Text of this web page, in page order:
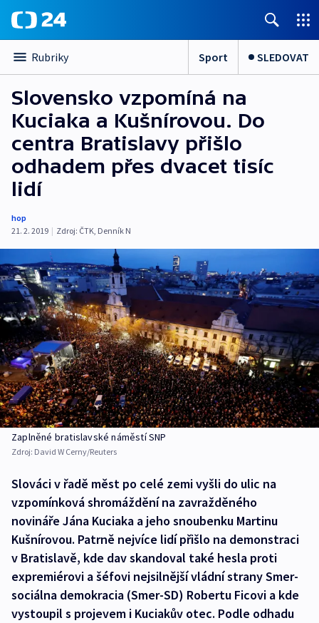
Rubriky Sport SLEDOVAT
Slovensko vzpomíná na
Kuciaka a Kušnírovou. Do
centra Bratislavy přišlo
odhadem přes dvacet tisíc
lidí
hop
21. 2. 2019 | Zdroj: ČTK, Denník N
Zaplněné bratislavské náměstí SNP
Zdroj: David W Cerny/Reuters
Slováci v řadě měst po celé zemi vyšli do ulic na
vzpomínková shromáždění na zavražděného
novináře Jána Kuciaka a jeho snoubenku Martinu
Kušnírovou. Patrně nejvíce lidí přišlo na demonstraci
v Bratislavě, kde dav skandoval také hesla proti
expremiérovi a šéfovi nejsilnější vládní strany Smer-
sociálna demokracia (Smer-SD) Robertu Ficovi a kde
vystoupil s projevem i Kuciakův otec. Podle odhadu